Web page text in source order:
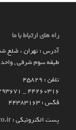
راه های ارتباط با ما
طبقه سوم شرقی , واحد ۸
تلفن : 45829
۴۴۲۶۰۳۱۶ _ 44293671
فکس : 44383163
پست الکترونیکی : info[at]netwebco.ir